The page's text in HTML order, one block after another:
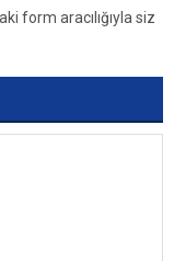
form aracılığıyla siz